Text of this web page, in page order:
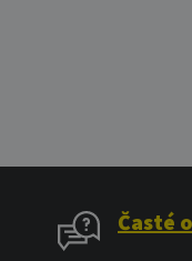
Časté